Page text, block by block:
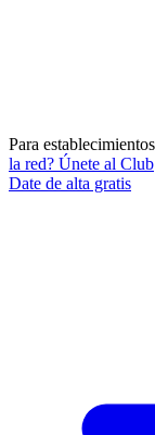
Para establecimientos
la red? Únete al Club
Date de alta gratis